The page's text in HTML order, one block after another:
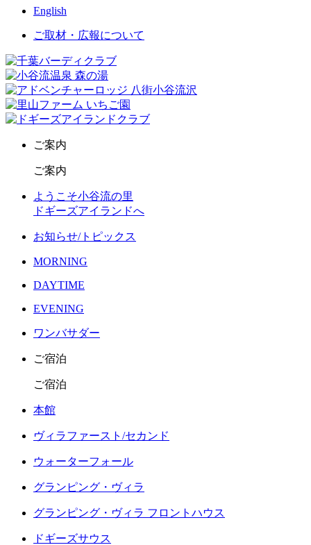
English
ご取材・広報について
ご案内
ご案内
ようこそ小谷流の里
ドギーズアイランドへ
お知らせ/トピックス
MORNING
DAYTIME
EVENING
ワンバサダー
ご宿泊
ご宿泊
本館
ヴィラファースト/セカンド
ウォーターフォール
グランピング・ヴィラ
グランピング・ヴィラ フロントハウス
ドギーズサウス